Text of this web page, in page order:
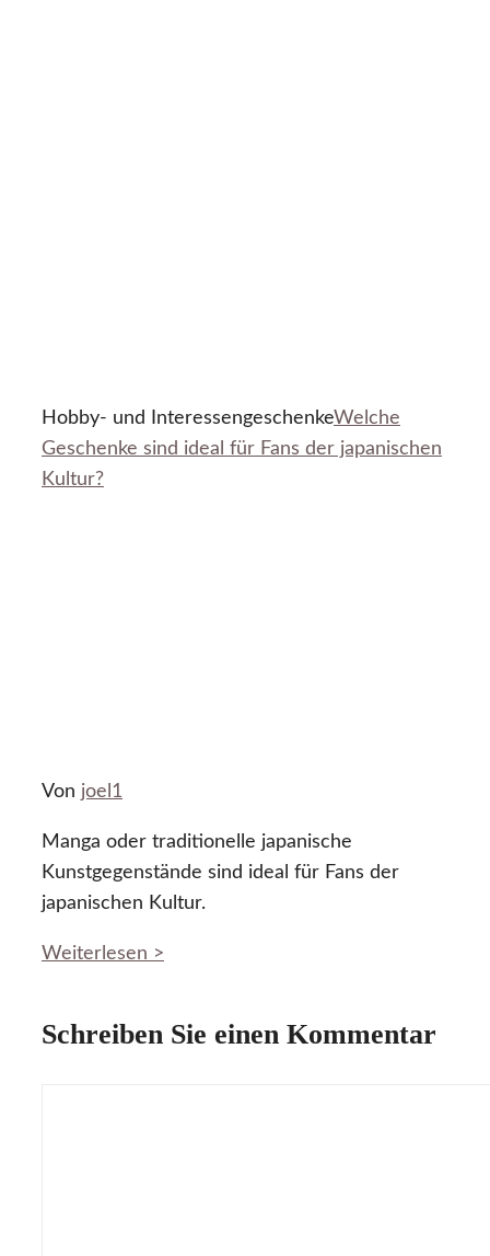
Hobby- und InteressengeschenkeWelche
Geschenke sind ideal für Fans der japanischen
Kultur?
Von joel1
Manga oder traditionelle japanische
Kunstgegenstände sind ideal für Fans der
japanischen Kultur.
Weiterlesen >
Schreiben Sie einen Kommentar